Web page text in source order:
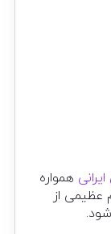
همواره
عظیمی از